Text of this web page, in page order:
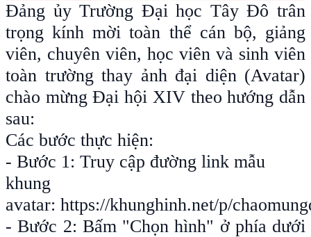
Đảng ủy Trường Đại học Tây Đô trân
trọng kính mời toàn thể cán bộ, giảng
viên, chuyên viên, học viên và sinh viên
toàn trường thay ảnh đại diện (Avatar)
chào mừng Đại hội XIV theo hướng dẫn
sau:
Các bước thực hiện:
- Bước 1: Truy cập đường link mẫu
khung
avatar: https://khunghinh.net/p/
- Bước 2: Bấm "Chọn hình" ở phía dưới